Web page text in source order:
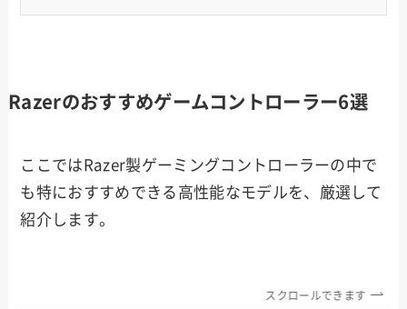
Razerのおすすめゲームコントローラー6選
ここではRazer製ゲーミングコントローラーの中で
も特におすすめできる高性能なモデルを、厳選して
紹介します。
スクロールできます